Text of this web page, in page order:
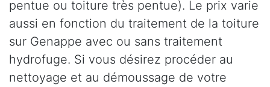
pentue ou toiture très pentue). Le prix varie
aussi en fonction du traitement de la toiture
sur Genappe avec ou sans traitement
hydrofuge. Si vous désirez procéder au
nettoyage et au démoussage de votre